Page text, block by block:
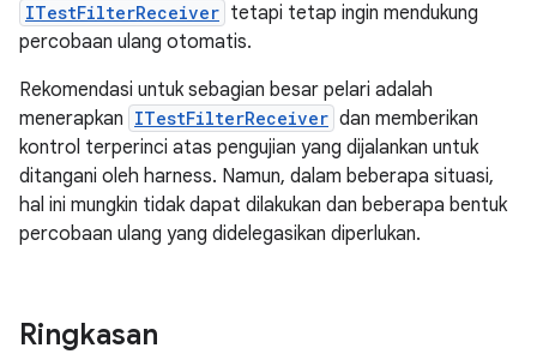
ITestFilterReceiver tetapi tetap ingin mendukung
percobaan ulang otomatis.
Rekomendasi untuk sebagian besar pelari adalah
menerapkan ITestFilterReceiver dan memberikan
kontrol terperinci atas pengujian yang dijalankan untuk
ditangani oleh harness. Namun, dalam beberapa situasi,
hal ini mungkin tidak dapat dilakukan dan beberapa bentuk
percobaan ulang yang didelegasikan diperlukan.
Ringkasan